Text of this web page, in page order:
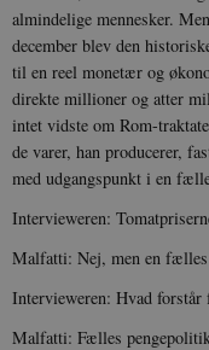
almindelige mennesker.
december blev den
til en reel monetær og
direkte millioner og atter
intet vidste om Rom-
de varer, han producerer,
med udgangspunkt i en
Intervieweren:
Malfatti: Nej, men en
Intervieweren: Hvad forstår
Malfatti: Fælles